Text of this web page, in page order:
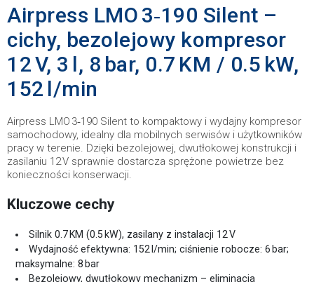
Airpress LMO 3‑190 Silent –
cichy, bezolejowy kompresor
12 V, 3 l, 8 bar, 0.7 KM / 0.5 kW,
152 l/min
Airpress LMO 3‑190 Silent to kompaktowy i wydajny kompresor
samochodowy, idealny dla mobilnych serwisów i użytkowników
pracy w terenie. Dzięki bezolejowej, dwutłokowej konstrukcji i
zasilaniu 12 V sprawnie dostarcza sprężone powietrze bez
konieczności konserwacji.
Kluczowe cechy
Silnik 0.7 KM (0.5 kW), zasilany z instalacji 12 V
Wydajność efektywna: 152 l/min; ciśnienie robocze: 6 bar;
maksymalne: 8 bar
Bezolejowy, dwutłokowy mechanizm – eliminacja